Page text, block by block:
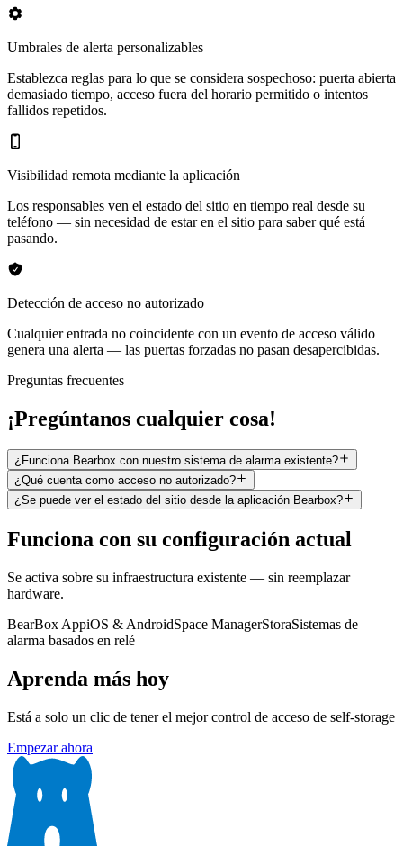
Umbrales de alerta personalizables
Establezca reglas para lo que se considera sospechoso: puerta abierta
demasiado tiempo, acceso fuera del horario permitido o intentos
fallidos repetidos.
Visibilidad remota mediante la aplicación
Los responsables ven el estado del sitio en tiempo real desde su
teléfono — sin necesidad de estar en el sitio para saber qué está
pasando.
Detección de acceso no autorizado
Cualquier entrada no coincidente con un evento de acceso válido
genera una alerta — las puertas forzadas no pasan desapercibidas.
Preguntas frecuentes
¡Pregúntanos cualquier cosa!
¿Funciona Bearbox con nuestro sistema de alarma existente?
¿Qué cuenta como acceso no autorizado?
¿Se puede ver el estado del sitio desde la aplicación Bearbox?
Funciona con su configuración actual
Se activa sobre su infraestructura existente — sin reemplazar
hardware.
BearBox AppiOS & AndroidSpace ManagerStoraSistemas de
alarma basados en relé
Aprenda más hoy
Está a solo un clic de tener el mejor control de acceso de self-storage
Empezar ahora